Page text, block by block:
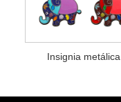
Insignia metálica